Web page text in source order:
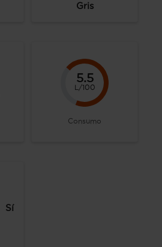
Gris
5.5
L/100
Consumo
Sí